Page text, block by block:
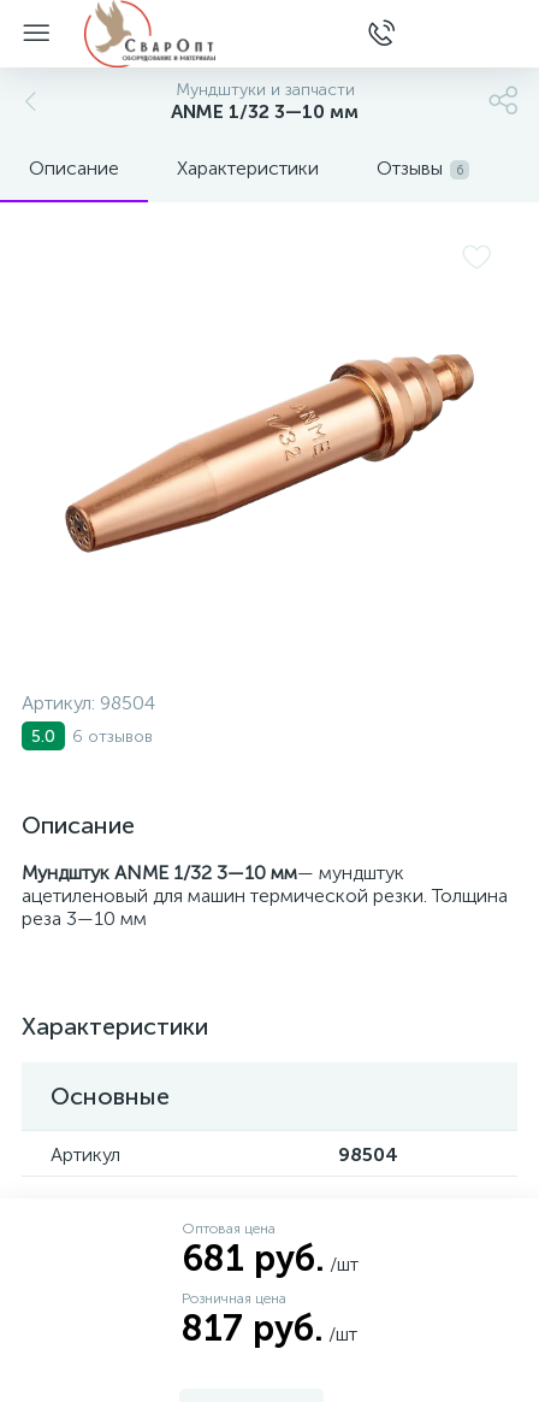
Мундштуки и запчасти
ANME 1/32 3—10 мм
Описание Характеристики Отзывы 6
Артикул: 98504
5.0 6 отзывов
Описание
Мундштук ANME 1/32 3—10 мм— мундштук
ацетиленовый для машин термической резки. Толщина
реза 3—10 мм
Характеристики
Основные
Артикул 98504
Оптовая цена
681 руб. /шт
Розничная цена
817 руб. /шт